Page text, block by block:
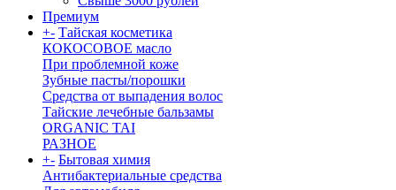
Премиум
+- Тайская косметика
КОКОСОВОЕ масло
При проблемной коже
Зубные пасты/порошки
Средства от выпадения волос
Тайские лечебные бальзамы
ORGANIC TAI
РАЗНОЕ
+- Бытовая химия
Антибактериальные средства